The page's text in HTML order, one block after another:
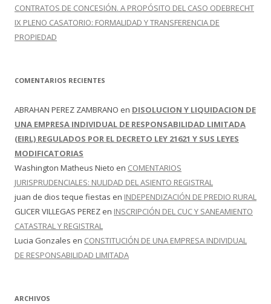
CONTRATOS DE CONCESIÓN. A PROPÓSITO DEL CASO ODEBRECHT
IX PLENO CASATORIO: FORMALIDAD Y TRANSFERENCIA DE
PROPIEDAD
COMENTARIOS RECIENTES
ABRAHAN PEREZ ZAMBRANO en DISOLUCION Y LIQUIDACION DE
UNA EMPRESA INDIVIDUAL DE RESPONSABILIDAD LIMITADA
(EIRL) REGULADOS POR EL DECRETO LEY 21621 Y SUS LEYES
MODIFICATORIAS
Washington Matheus Nieto en COMENTARIOS
JURISPRUDENCIALES: NULIDAD DEL ASIENTO REGISTRAL
juan de dios teque fiestas en INDEPENDIZACIÓN DE PREDIO RURAL
GLICER VILLEGAS PEREZ en INSCRIPCIÓN DEL CUC Y SANEAMIENTO
CATASTRAL Y REGISTRAL
Lucia Gonzales en CONSTITUCIÓN DE UNA EMPRESA INDIVIDUAL
DE RESPONSABILIDAD LIMITADA
ARCHIVOS